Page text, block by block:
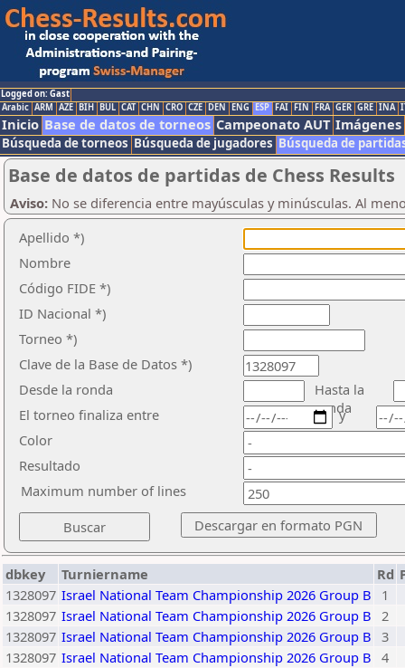
Logged on: Gast
Arabic ARM AZE BIH BUL CAT CHN CRO CZE DEN ENG ESP FAI FIN FRA GER GRE INA
Inicio Base de datos de torneos Campeonato AUT Imágenes
Búsqueda de torneos Búsqueda de jugadores Búsqueda de
Base de datos de partidas de Chess Results
Aviso: No se diferencia entre mayúsculas y minúsculas. Al
Apellido *)
Nombre
Código FIDE *)
ID Nacional *)
Torneo *)
Clave de la Base de Datos *)
Desde la ronda
Hasta la
ronda
El torneo finaliza entre
Color
Resultado
y
Maximum number of lines
dbkey Turniername Rd
1328097 Israel National Team Championship 2026 Group B
1
1328097 Israel National Team Championship 2026 Group B
2
1328097 Israel National Team Championship 2026 Group B
3
1328097 Israel National Team Championship 2026 Group B
4